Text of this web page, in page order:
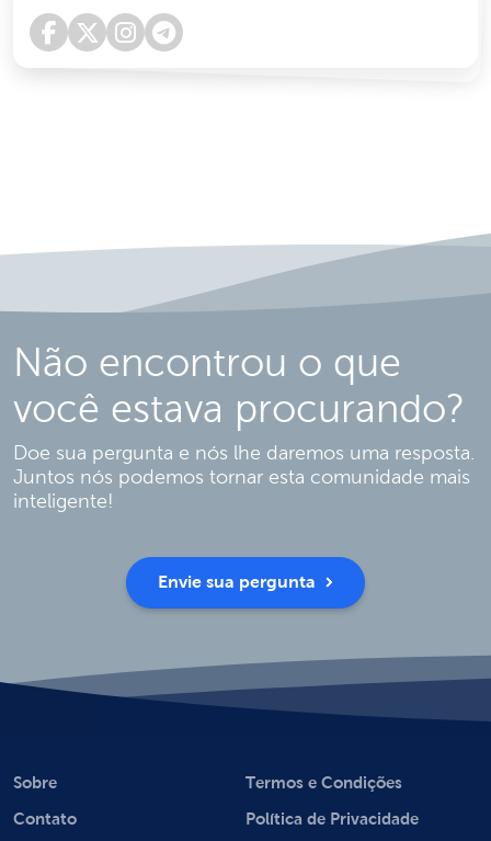
Não encontrou o que
você estava procurando?
Doe sua pergunta e nós lhe daremos uma resposta.
Juntos nós podemos tornar esta comunidade mais
inteligente!
Envie sua pergunta
Sobre
Contato
Termos e Condições
Política de Privacidade